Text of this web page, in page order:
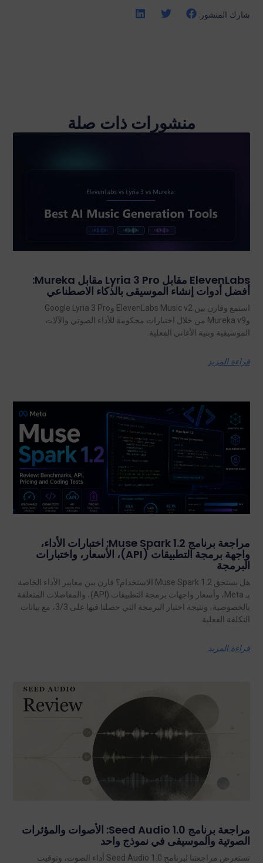
شارك المنشور:
منشورات ذات صلة
ElevenLabs مقابل Lyria 3 Pro مقابل Mureka:
أفضل أدوات إنشاء الموسيقى بالذكاء الاصطناعي
استمع وقارن بين ElevenLabs Music v2 وGoogle Lyria 3 Pro
وMureka v9 من خلال اختبارات محكومة للأداء الصوتي والآلات
الموسيقية وبنية الأغاني الفعلية.
قراءة المزيد
مراجعة برنامج Muse Spark 1.2: اختبارات الأداء،
واجهة برمجة التطبيقات (API)، الأسعار، واختبارات
البرمجة
هل يستحق Muse Spark 1.2 الاستخدام؟ قارن بين معايير الأداء الخاصة
بـ Meta، وأسعار واجهات برمجة التطبيقات (API)، والمفاضلات المتعلقة
بالخصوصية، ونتيجة اختبار البرمجة التي حصلنا فيها على 3/3، مع بيانات
التكلفة الفعلية.
قراءة المزيد
مراجعة برنامج Seed Audio 1.0: الأصوات والمؤثرات
الصوتية والموسيقى في نموذج واحد
تستعرض مراجعتنا لبرنامج Seed Audio 1.0 أداء الصوت، وتوقيت